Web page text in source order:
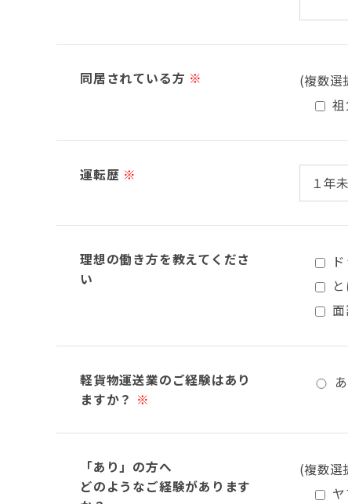
同居されている方 ※
(複数選
運転歴 ※
理想の働き方を教えてくださ
い
軽貨物運送業のご経験はあり
ますか？ ※
「あり」の方へ
どのようなご経験があります
(複数選